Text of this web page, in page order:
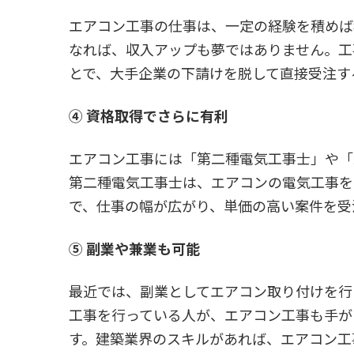
エアコン工事の仕事は、一定の経験を積め
なれば、収入アップも夢ではありません。
とで、大手企業の下請けを脱して直接受注
④資格取得でさらに有利
エアコン工事には「第二種電気工事士」や
第二種電気工事士は、エアコンの電気工事
で、仕事の幅が広がり、単価の高い案件を
⑤ 副業や兼業も可能
最近では、副業としてエアコン取り付けを
工事を行っている人が、エアコン工事も手
す。建築業界のスキルがあれば、エアコン